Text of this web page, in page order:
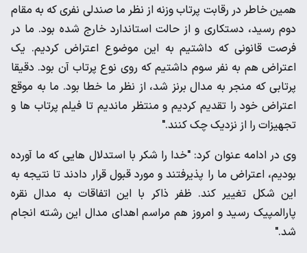
همین خاطر در رقابت پرتاب وزنه از نظر ما صندلی نفری که به مقام
دوم رسید، دستکاری و از حالت استاندارد خارج شده بود. ما در
فرصت قانونی که داشتیم به این موضوع اعتراض کردیم. یک
اعتراض هم به نفر سوم داشتیم که روی نوع پرتاب آن بود. دقیقا
پرتابی که منجر به مدال برنز شد، از نظر ما خطا بود. ما به موقع
اعتراض خود را تقدیم کردیم و منتظر ماندیم تا فیلم پرتاب ها و
تجهیزات را از نزدیک چک کنند."
وی در ادامه عنوان کرد: "خدا را شکر با استدلال هایی که ما آورده
بودیم، اعتراض ما را پذیرفتند و مورد قبول قرار دادند تا نتیجه به
این شکل تغییر کند. ظفر ذاکر با این اتفاقات به مدال نقره
پارالمپیک رسید و امروز هم مراسم اهدای مدال این رشته انجام
شد."